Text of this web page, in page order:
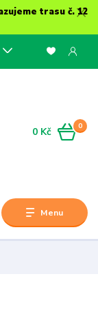
trasu č. 12
Menu
0
0 Kč